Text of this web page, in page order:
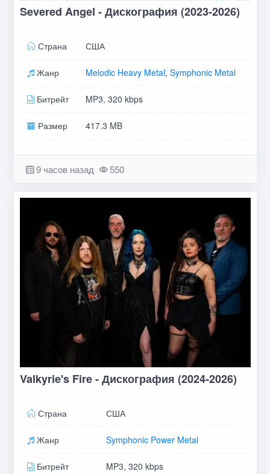
Severed Angel - Дискография (2023-2026)
Страна США
Жанр Melodic Heavy Metal, Symphonic Metal
Битрейт MP3, 320 kbps
Размер 417.3 MB
9 часов назад 550
Valkyrie's Fire - Дискография (2024-2026)
Страна США
Жанр Symphonic Power Metal
Битрейт MP3, 320 kbps